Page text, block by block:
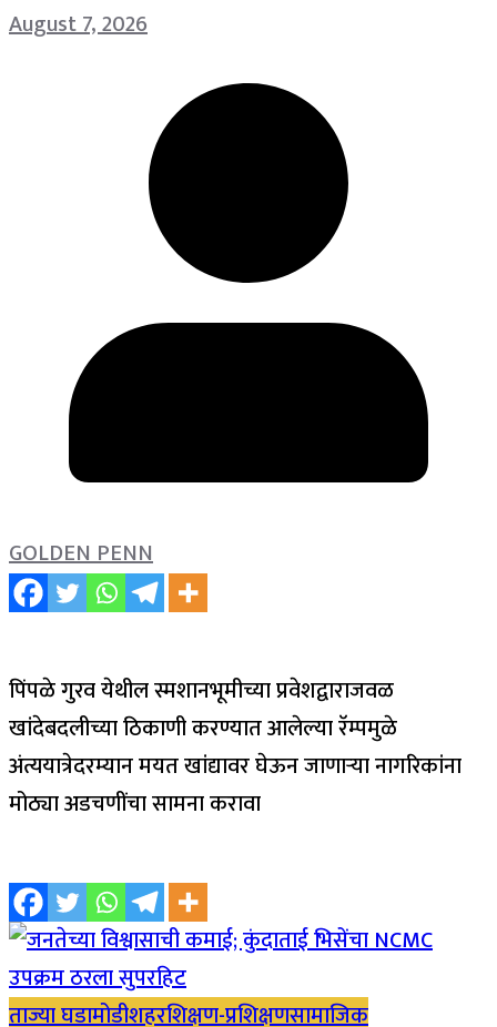
August 7, 2026
GOLDEN PENN
पिंपळे गुरव येथील स्मशानभूमीच्या प्रवेशद्वाराजवळ
खांदेबदलीच्या ठिकाणी करण्यात आलेल्या रॅम्पमुळे
अंत्ययात्रेदरम्यान मयत खांद्यावर घेऊन जाणाऱ्या नागरिकांना
मोठ्या अडचणींचा सामना करावा
ताज्या घडामोडीशहरशिक्षण-प्रशिक्षणसामाजिक